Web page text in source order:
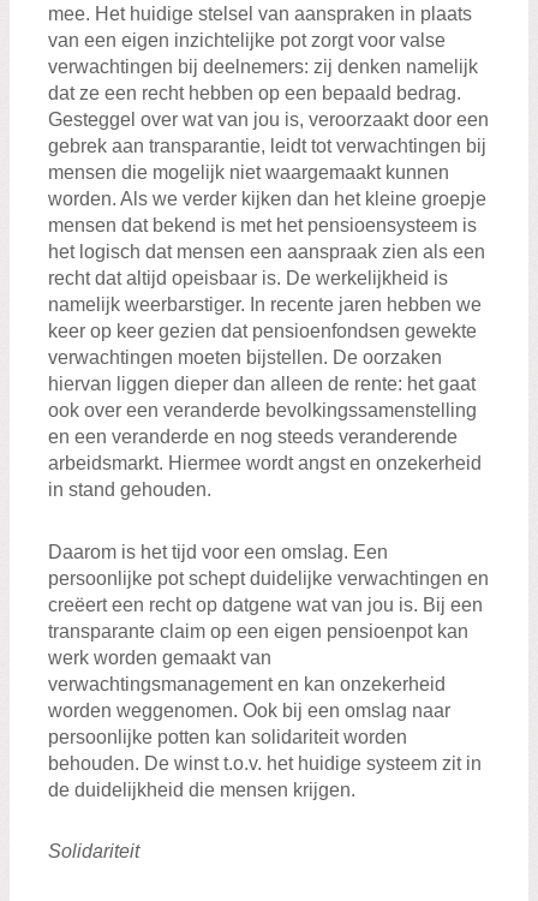
mee. Het huidige stelsel van aanspraken in plaats
van een eigen inzichtelijke pot zorgt voor valse
verwachtingen bij deelnemers: zij denken namelijk
dat ze een recht hebben op een bepaald bedrag.
Gesteggel over wat van jou is, veroorzaakt door een
gebrek aan transparantie, leidt tot verwachtingen bij
mensen die mogelijk niet waargemaakt kunnen
worden. Als we verder kijken dan het kleine groepje
mensen dat bekend is met het pensioensysteem is
het logisch dat mensen een aanspraak zien als een
recht dat altijd opeisbaar is. De werkelijkheid is
namelijk weerbarstiger. In recente jaren hebben we
keer op keer gezien dat pensioenfondsen gewekte
verwachtingen moeten bijstellen. De oorzaken
hiervan liggen dieper dan alleen de rente: het gaat
ook over een veranderde bevolkingssamenstelling
en een veranderde en nog steeds veranderende
arbeidsmarkt. Hiermee wordt angst en onzekerheid
in stand gehouden.
Daarom is het tijd voor een omslag. Een
persoonlijke pot schept duidelijke verwachtingen en
creëert een recht op datgene wat van jou is. Bij een
transparante claim op een eigen pensioenpot kan
werk worden gemaakt van
verwachtingsmanagement en kan onzekerheid
worden weggenomen. Ook bij een omslag naar
persoonlijke potten kan solidariteit worden
behouden. De winst t.o.v. het huidige systeem zit in
de duidelijkheid die mensen krijgen.
Solidariteit